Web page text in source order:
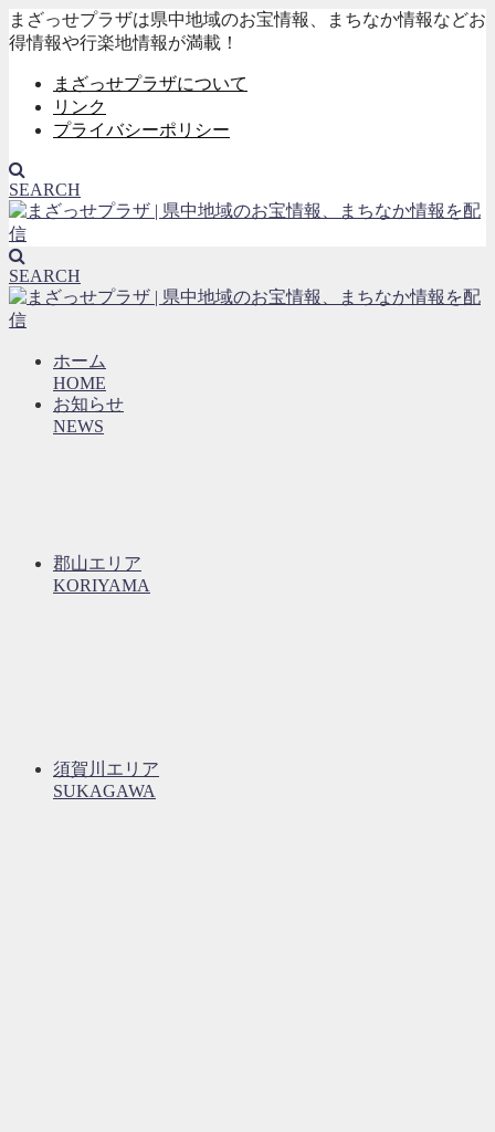
まざっせプラザは県中地域のお宝情報、まちなか情報などお
得情報や行楽地情報が満載！
まざっせプラザについて
リンク
プライバシーポリシー
SEARCH
SEARCH
ホーム
HOME
お知らせ
NEWS
郡山エリア
KORIYAMA
須賀川エリア
SUKAGAWA